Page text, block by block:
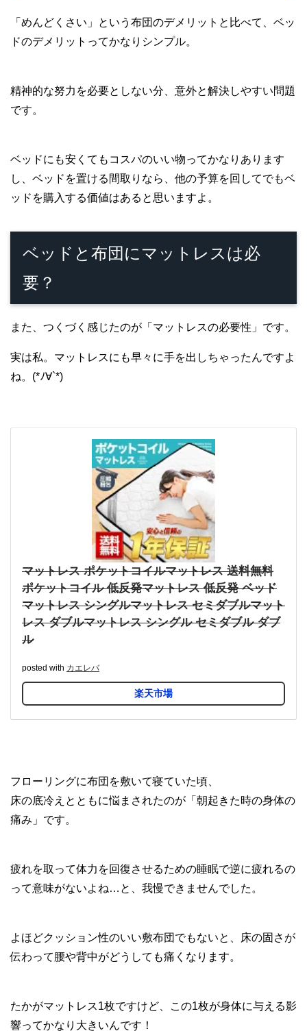
「めんどくさい」という布団のデメリットと比べて、ベッ
ドのデメリットってかなりシンプル。
精神的な努力を必要としない分、意外と解決しやすい問題
です。
ベッドにも安くてもコスパのいい物ってかなりあります
し、ベッドを置ける間取りなら、他の予算を回してでもベ
ッドを購入する価値はあると思いますよ。
ベッドと布団にマットレスは必
要？
また、つくづく感じたのが「マットレスの必要性」です。
実は私。マットレスにも早々に手を出しちゃったんですよ
ね。(*ﾉ∀`*)
マットレス ポケットコイルマットレス 送料無料
ポケットコイル 低反発マットレス 低反発 ベッド
マットレス シングルマットレス セミダブルマット
レス ダブルマットレス シングル セミダブル ダブ
ル
posted with カエレバ
楽天市場
フローリングに布団を敷いて寝ていた頃、
床の底冷えとともに悩まされたのが「朝起きた時の身体の
痛み」です。
疲れを取って体力を回復させるための睡眠で逆に疲れるの
って意味がないよね…と、我慢できませんでした。
よほどクッション性のいい敷布団でもないと、床の固さが
伝わって腰や背中がどうしても痛くなります。
たかがマットレス1枚ですけど、この1枚が身体に与える影
響ってかなり大きいんです！